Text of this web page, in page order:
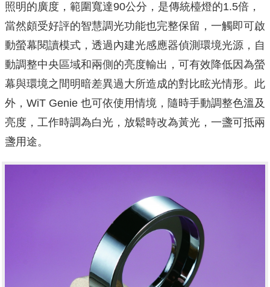
照明的廣度，範圍寬達90公分，是傳統檯燈的1.5倍，
當然頗受好評的智慧調光功能也完整保留，一觸即可啟
動螢幕閱讀模式，透過內建光感應器偵測環境光源，自
動調整中央區域和兩側的亮度輸出，可有效降低因為螢
幕與環境之間明暗差異過大所造成的對比眩光情形。此
外，WiT Genie 也可依使用情境，隨時手動調整色溫及
亮度，工作時調為白光，放鬆時改為黃光，一盞可抵兩
盞用途。